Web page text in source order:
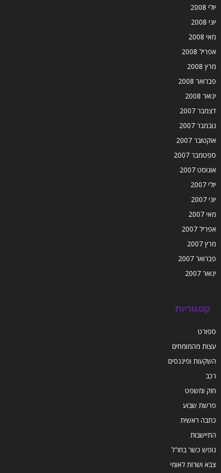
יולי 2008
יוני 2008
מאי 2008
אפריל 2008
מרץ 2008
פברואר 2008
ינואר 2008
דצמבר 2007
נובמבר 2007
אוקטובר 2007
ספטמבר 2007
אוגוסט 2007
יולי 2007
יוני 2007
מאי 2007
אפריל 2007
מרץ 2007
פברואר 2007
ינואר 2007
קטגוריות
ספורט
עצות מהמומחים
השקעות ופיננסים
רכב
חוק ומשפט
פרשת שבוע
כתבה ראשית
התיישבות
נופש כשר בחו"ל
צבא ושרות לאומי